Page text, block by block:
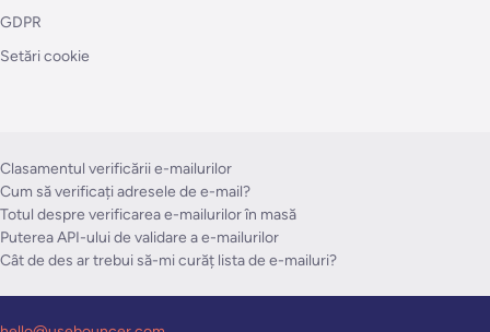
GDPR
Setări cookie
Clasamentul verificării e-mailurilor
Cum să verificați adresele de e-mail?
Totul despre verificarea e-mailurilor în masă
Puterea API-ului de validare a e-mailurilor
Cât de des ar trebui să-mi curăț lista de e-mailuri?